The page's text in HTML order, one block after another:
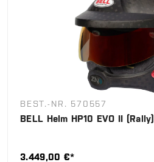
BEST.-NR. 570557
BELL Helm HP10 EVO II (Rally)
3.449,00 €*